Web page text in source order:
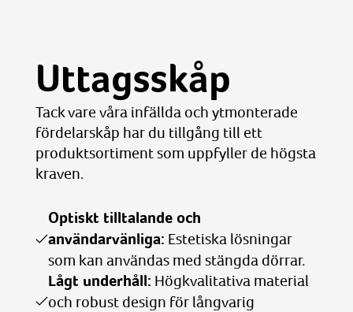
Uttagsskåp
Tack vare våra infällda och ytmonterade
fördelarskåp har du tillgång till ett
produktsortiment som uppfyller de högsta
kraven.
Optiskt tilltalande och
användarvänliga: Estetiska lösningar
som kan användas med stängda dörrar.
Lågt underhåll: Högkvalitativa material
och robust design för långvarig